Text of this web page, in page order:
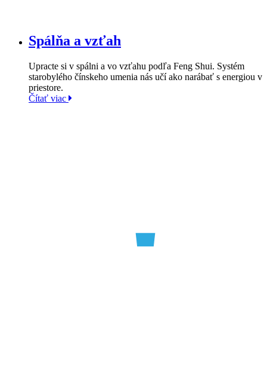
Spálňa a vzťah
Upracte si v spálni a vo vzťahu podľa Feng Shui. Systém
starobylého čínskeho umenia nás učí ako narábať s energiou v
priestore.
Čítať viac